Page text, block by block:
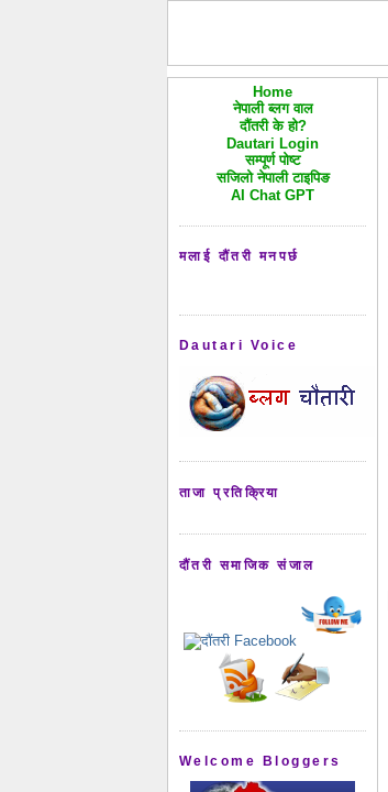
Home
नेपाली ब्लग वाल
दौंतरी के हो?
Dautari Login
सम्पूर्ण पोष्ट
सजिलो नेपाली टाइपिङ
AI Chat GPT
मलाई दौंतरी मनपर्छ
Dautari Voice
ताजा प्रतिक्रिया
दौंतरी समाजिक संजाल
Welcome Bloggers